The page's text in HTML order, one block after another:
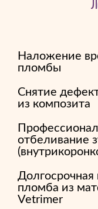
Наложение
пломбы
Снятие
из композита
отбеливание
Долгосрочная
пломба из
Vetrimer